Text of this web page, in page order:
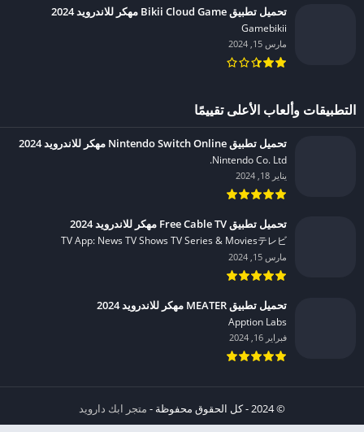
تحميل تطبيق Bikii Cloud Game مهكر للاندرويد 2024
Gamebikii‏
مارس 15, 2024
التطبيقات وألعاب الأعلى تقييمًا
تحميل تطبيق Nintendo Switch Online مهكر للاندرويد 2024
Nintendo Co. Ltd.‏
يناير 18, 2024
تحميل تطبيق Free Cable TV مهكر للاندرويد 2024
TV App: News TV Shows TV Series & Moviesテレビ‏
مارس 15, 2024
تحميل تطبيق MEATER مهكر للاندرويد 2024
Apption Labs‏
فبراير 16, 2024
© 2024 - كل الحقوق محفوظة -
متجر ابك دارويد